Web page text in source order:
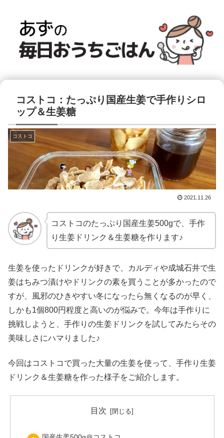
コストコ：たっぷり国産生姜で手作りシロ
ップ＆生姜糖
コストコ
2021.11.26
コストコのたっぷり国産生姜500gで、手作
り生姜ドリンク＆生姜糖を作ります♪
生姜を使ったドリンクが好きで、カルディや成城石井で生
姜はちみつ漬けやドリンクの素を買うことが多かったので
すが、風邪のひきやすい冬になったら無くなるのが早く、
しかも1個800円程度と高いのが悩みで。今年は手作りに
挑戦しようと、手作りの生姜ドリンクを試してみたらその
美味しさにハマりました♪
今回はコストコで買った大量の生姜を使って、手作り生姜
ドリンク＆生姜糖を作った様子をご紹介します。
目次